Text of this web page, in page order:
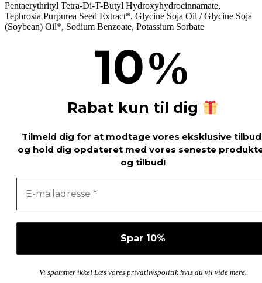
Pentaerythrityl Tetra-Di-T-Butyl Hydroxyhydrocinnamate,
Tephrosia Purpurea Seed Extract*, Glycine Soja Oil / Glycine Soja
(Soybean) Oil*, Sodium Benzoate, Potassium Sorbate
10%
Rabat kun til dig
Tilmeld dig for at modtage vores eksklusive
og hold dig opdateret med vores seneste
og tilbud!
Vi spammer ikke! Læs vores privatlivspolitik hvis du vil vide mere.